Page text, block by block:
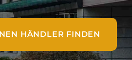
HÄNDLER FINDEN